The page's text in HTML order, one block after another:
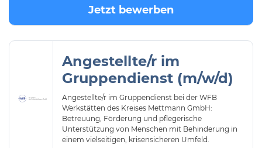
Jetzt bewerben
Angestellte/r im
Gruppendienst (m/w/d)
Angestellte/r im Gruppendienst bei der WFB
Werkstätten des Kreises Mettmann GmbH:
Betreuung, Förderung und pflegerische
Unterstützung von Menschen mit Behinderung in
einem vielseitigen, krisensicheren Umfeld.